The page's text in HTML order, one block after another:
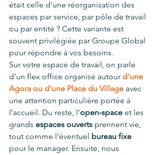
était celle d’une réorganisation des
espaces par service, par pôle de travail
ou par entité ? Cette variante est
souvent privilégiée par Groupe Global
pour répondre à vos besoins.
Sur votre espace de travail, on parle
d’un flex office organisé autour d’une
Agora ou d'une Place du Village avec
une attention particulière portée à
l’accueil. Du reste, l’open-space et les
grands espaces ouverts prennent vie,
tout comme l’éventuel bureau fixe
pour le manager. Ensuite, nous